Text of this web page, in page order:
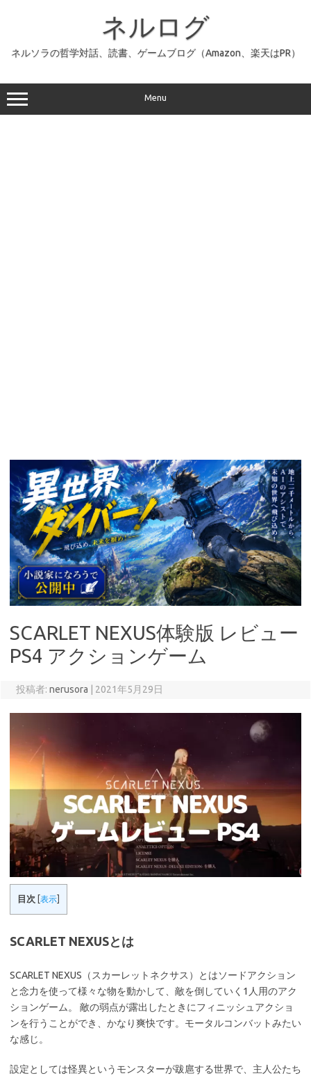
ッ
プ
ネルログ
ネルソラの哲学対話、読書、ゲームブログ（Amazon、楽天はPR）
Menu
SCARLET NEXUS体験版 レビュー
PS4 アクションゲーム
投稿者: nerusora 2021年5月29日
目次 表示
SCARLET NEXUSとは
SCARLET NEXUS（スカーレットネクサス）とはソードアクション
と念力を使って様々な物を動かして、敵を倒していく1人用のアク
ションゲーム。 敵の弱点が露出したときにフィニッシュアクショ
ンを行うことができ、かなり爽快です。モータルコンバットみたい
な感じ。
設定としては怪異というモンスターが跋扈する世界で、主人公たち